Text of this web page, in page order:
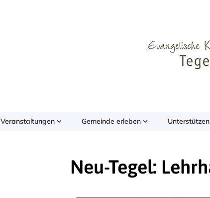
Veranstaltungen Gemeinde erleben Unterstützen
Neu-Tegel: